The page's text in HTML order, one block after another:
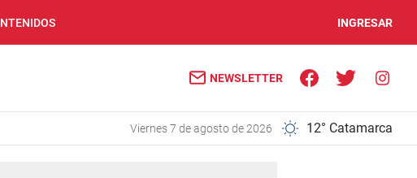
INGRESAR
NEWSLETTER
viernes 7 de agosto de 2026 12° Catamarca